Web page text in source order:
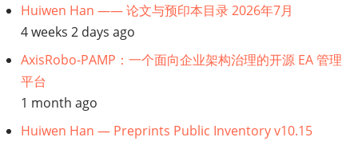
目
录】
什
么
Huiwen Han —— 论文与预印本目录 2026年7月
4 weeks 2 days ago
AxisRobo-PAMP：一个面向企业架构治理的开源 EA 管理
平台
1 month ago
Huiwen Han — Preprints Public Inventory v10.15